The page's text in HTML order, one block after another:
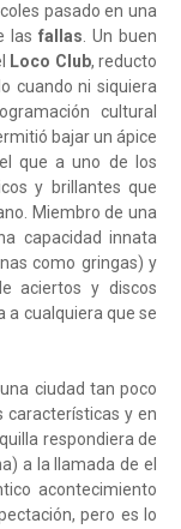
pasado en una
las fallas. Un buen
Loco Club, reducto
cuando ni siquiera
cultural
bajar un ápice
que a uno de los
y brillantes que
Miembro de una
capacidad innata
como gringas) y
aciertos y discos
a cualquiera que se
ciudad tan poco
características y en
respondiera de
a la llamada de el
acontecimiento
pero es lo